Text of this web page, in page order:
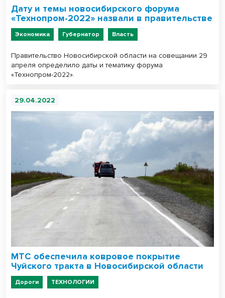
Дату и темы новосибирского форума
«Технопром-2022» назвали в правительстве
Экономика Губернатор Власть
Правительство Новосибирской области на совещании 29
апреля определило даты и тематику форума
«Технопром-2022».
29.04.2022
МТС обеспечила ковровое покрытие
Чуйского тракта в Новосибирской области
Дороги ТЕХНОЛОГИИ